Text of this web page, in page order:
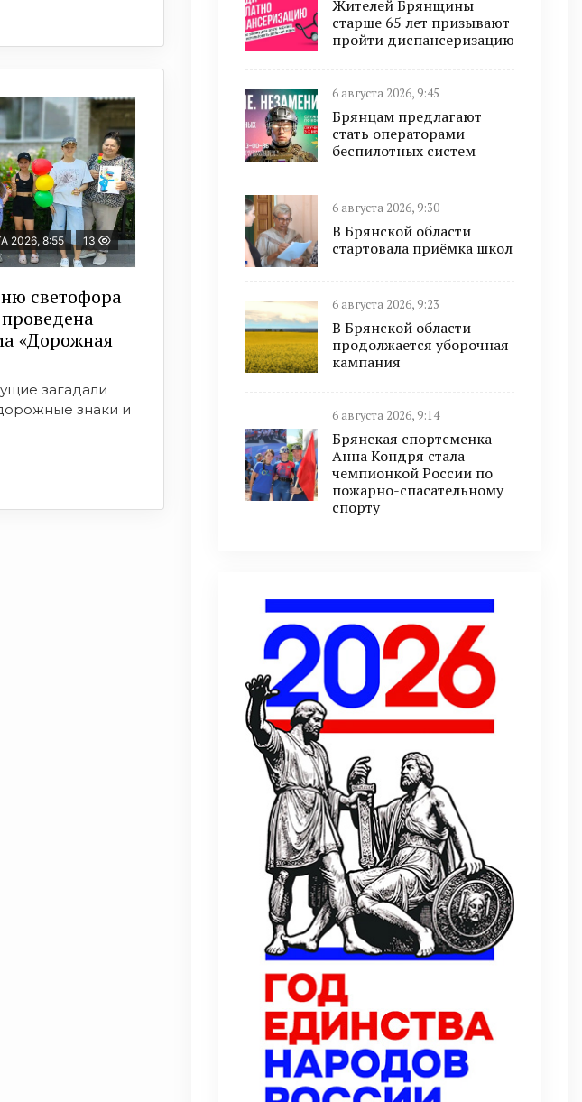
2026, 8:55 13
светофора
«Дорожная
загадали
знаки и
Жителей Брянщины
старше 65 лет призывают
пройти диспансеризацию
6 августа 2026, 9:45
Брянцам предлагают
cтать оперaтoрами
бeспилотных систeм
6 августа 2026, 9:30
В Брянской области
стартовала приёмка школ
6 августа 2026, 9:23
В Брянской области
продолжается уборочная
кампания
6 августа 2026, 9:14
Брянская спортсменка
Анна Кондря стала
чемпионкой России по
пожарно-спасательному
спорту